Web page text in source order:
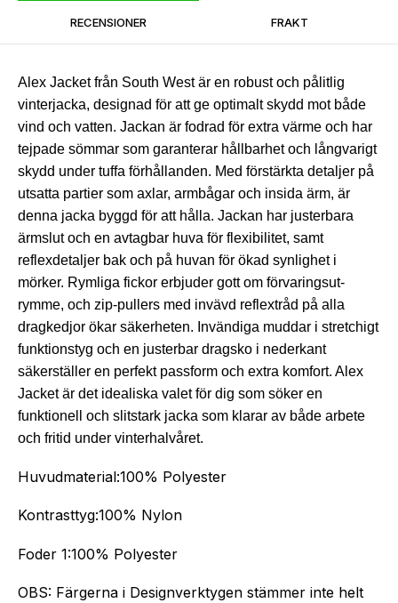
RECENSIONER FRAKT
Alex Jacket från South West är en robust och pålitlig
vinterjacka, designad för att ge optimalt skydd mot både
vind och vatten. Jackan är fodrad för extra värme och har
tejpade sömmar som garanterar hållbarhet och långvarigt
skydd under tuffa förhållanden. Med förstärkta detaljer på
utsatta partier som axlar, armbågar och insida ärm, är
denna jacka byggd för att hålla. Jackan har justerbara
ärmslut och en avtagbar huva för flexibilitet, samt
reflexdetaljer bak och på huvan för ökad synlighet i
mörker. Rymliga fickor erbjuder gott om förvarin­gsut­
rymme, och zip-pullers med invävd reflextråd på alla
dragkedjor ökar säkerheten. Invändiga muddar i stretchigt
funktionstyg och en justerbar dragsko i nederkant
säkerställer en perfekt passform och extra komfort. Alex
Jacket är det idealiska valet för dig som söker en
funktionell och slitstark jacka som klarar av både arbete
och fritid under vinterhalvåret.
Huvudmaterial:­100% Polyester
Kontrasttyg:­100% Nylon
Foder 1:100% Polyester
OBS: Färgerna i Designverktygen stämmer inte helt